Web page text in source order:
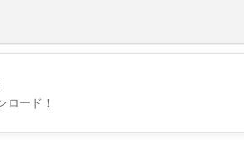
ロード！